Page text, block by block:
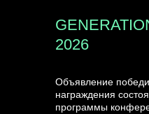
Объявление
награждения
программы
2026